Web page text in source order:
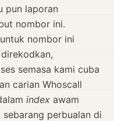
pun laporan
nombor ini.
nombor ini
semasa kami cuba
carian Whoscall
index awam
perbualan di